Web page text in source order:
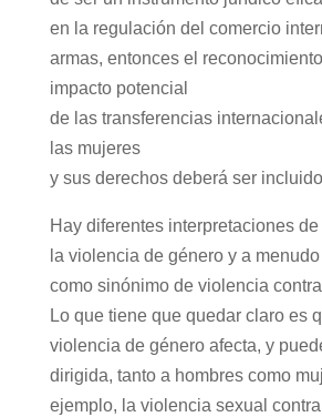
en la regulación del comercio
armas, entonces el
impacto potencial
de las transferencias
las mujeres
y sus derechos deberá ser
Hay diferentes interpretaciones de
la violencia de género y a
como sinónimo de violencia
Lo que tiene que quedar claro es
violencia de género afecta, y
dirigida, tanto a hombres como
ejemplo, la violencia sexual contra